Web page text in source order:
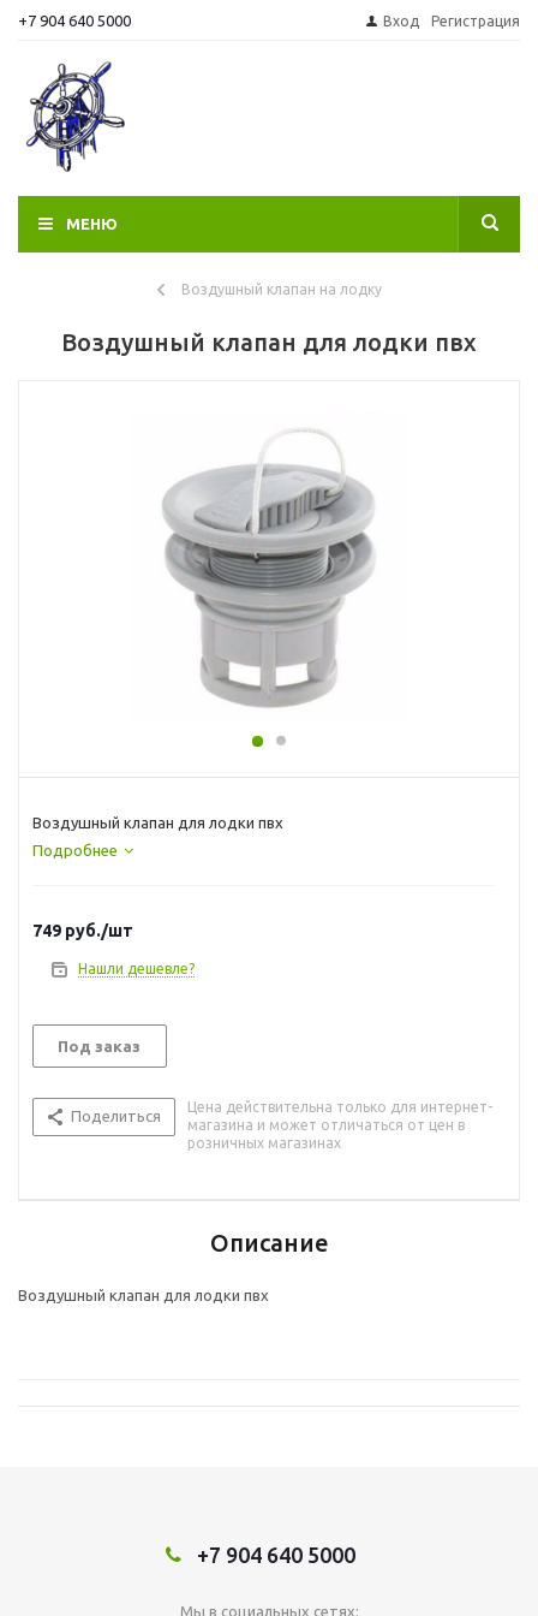
+7 904 640 5000 Вход Регистрация
МЕНЮ
Воздушный клапан на лодку
Воздушный клапан для лодки пвх
Воздушный клапан для лодки пвх
Подробнее
749 руб./шт
Нашли дешевле?
Под заказ
Поделиться
Цена действительна только для интернет-
магазина и может отличаться от цен в
розничных магазинах
Описание
Воздушный клапан для лодки пвх
+7 904 640 5000
Мы в социальных сетях: